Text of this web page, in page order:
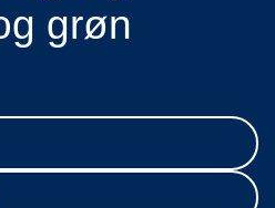
grøn